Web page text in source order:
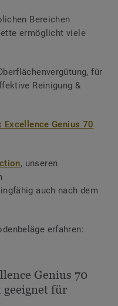
Bereichen
ermöglicht viele
für
Reinigung &
Excellence Genius 70
, unseren
auch nach dem
erfahren:
Genius 70
geeignet für